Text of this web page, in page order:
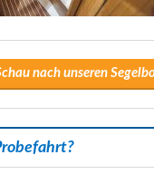
nach unseren